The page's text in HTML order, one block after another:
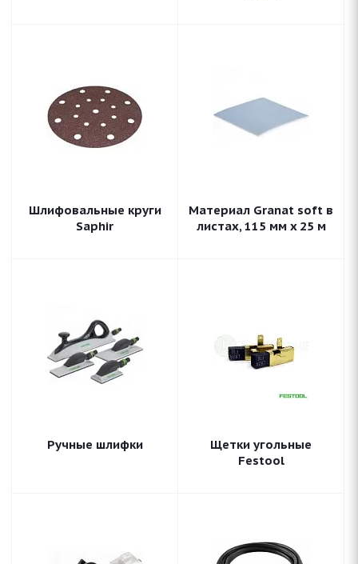
Шлифовальные круги
Saphir
Материал Granat soft в
листах, 115 мм x 25 м
Ручные шлифки
Щетки угольные
Festool